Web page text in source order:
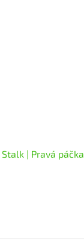
Stalk | Pravá páčka